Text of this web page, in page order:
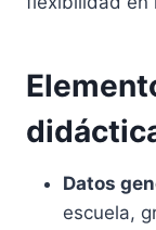
Datos
escuela,